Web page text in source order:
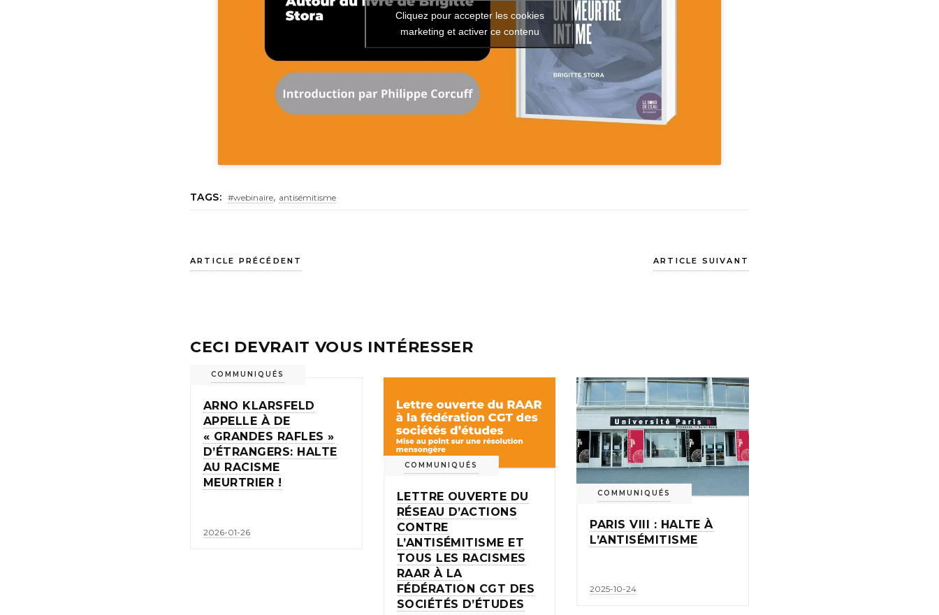
Cliquez pour accepter les cookies
marketing et activer ce contenu
TAGS: #webinaire, antisémitisme
ARTICLE PRÉCÉDENT ARTICLE SUIVANT
CECI DEVRAIT VOUS INTÉRESSER
COMMUNIQUÉS
ARNO KLARSFELD
APPELLE À DE
« GRANDES RAFLES »
D’ÉTRANGERS: HALTE
AU RACISME
MEURTRIER !
2026-01-26
COMMUNIQUÉS
LETTRE OUVERTE DU
RÉSEAU D’ACTIONS
CONTRE
L’ANTISÉMITISME ET
TOUS LES RACISMES
RAAR À LA
FÉDÉRATION CGT DES
SOCIÉTÉS D’ÉTUDES
COMMUNIQUÉS
PARIS VIII : HALTE À
L’ANTISÉMITISME
2025-10-24